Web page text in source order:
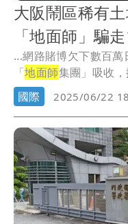
大阪鬧區稀有
「地面師」騙
...網路賭博欠下數百
「地面師集團」吸收
件目...
國際 2025/06/22